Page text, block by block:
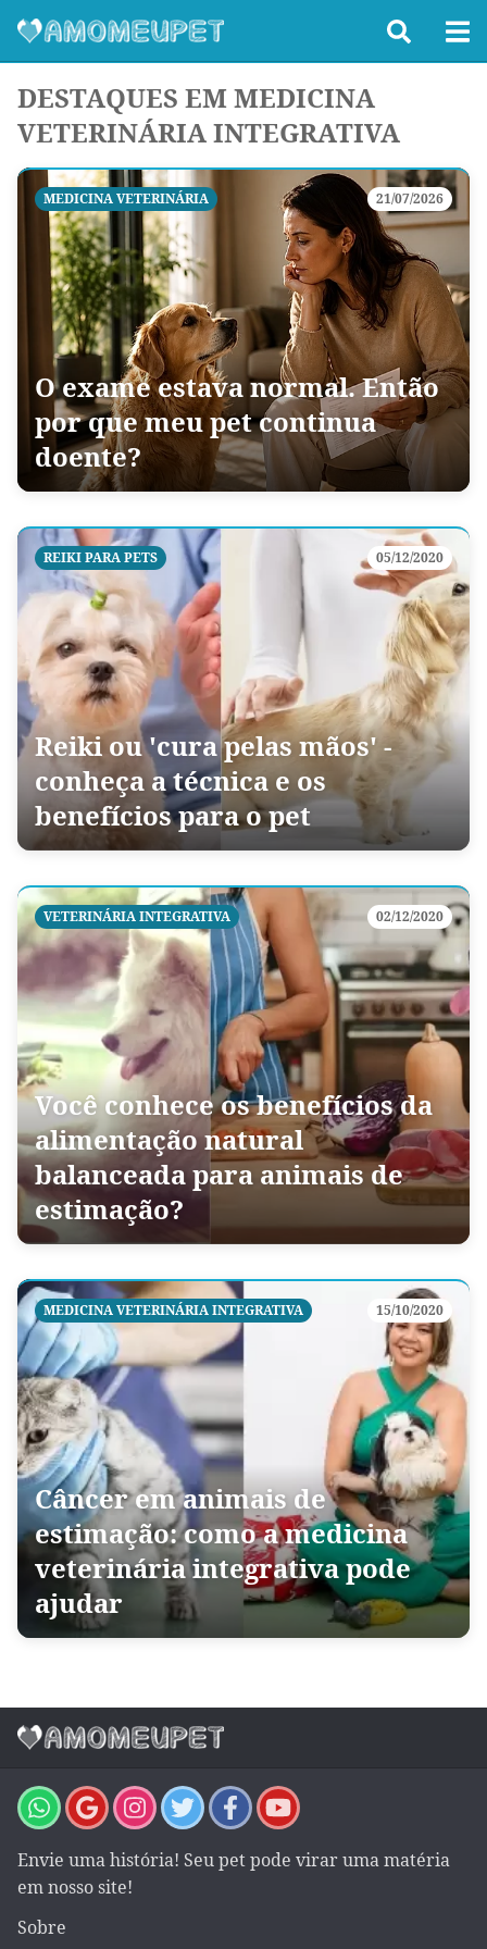
DESTAQUES EM MEDICINA
VETERINÁRIA INTEGRATIVA
MEDICINA VETERINÁRIA 21/07/2026
O exame estava normal. Então
por que meu pet continua
doente?
REIKI PARA PETS 05/12/2020
Reiki ou 'cura pelas mãos' -
conheça a técnica e os
benefícios para o pet
VETERINÁRIA INTEGRATIVA 02/12/2020
Você conhece os benefícios da
alimentação natural
balanceada para animais de
estimação?
MEDICINA VETERINÁRIA INTEGRATIVA 15/10/2020
Câncer em animais de
estimação: como a medicina
veterinária integrativa pode
ajudar
Envie uma história! Seu pet pode virar uma matéria
em nosso site!
Sobre